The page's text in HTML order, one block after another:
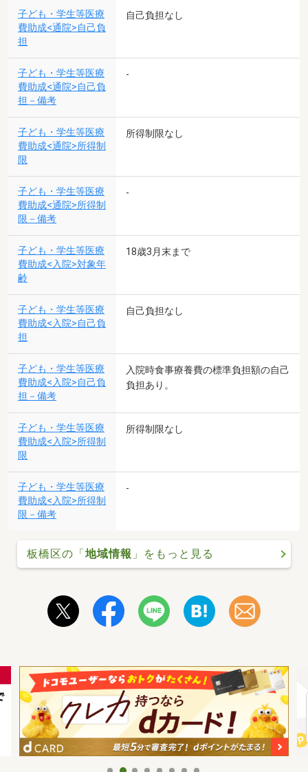
子ども・学生等医療
費助成<通院>自己負
担
自己負担なし
子ども・学生等医療
費助成<通院>自己負
担－備考
-
子ども・学生等医療
費助成<通院>所得制
限
所得制限なし
子ども・学生等医療
費助成<通院>所得制
限－備考
-
子ども・学生等医療
費助成<入院>対象年
齢
18歳3月末まで
子ども・学生等医療
費助成<入院>自己負
担
自己負担なし
子ども・学生等医療
費助成<入院>自己負
担－備考
入院時食事療養費の標準負担額の自己
負担あり。
子ども・学生等医療
費助成<入院>所得制
限
所得制限なし
子ども・学生等医療
費助成<入院>所得制
限－備考
-
板橋区の「地域情報 」をもっと見る